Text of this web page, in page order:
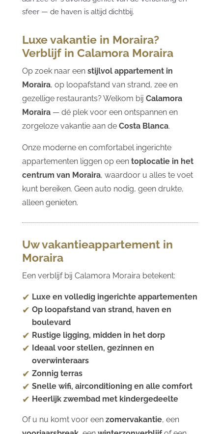
sfeer — de haven is altijd dichtbij.
Luxe vakantie in Moraira?
Verblijf in Calamora Moraira
Op zoek naar een stijlvol appartement in
Moraira, op loopafstand van strand, zee en
gezellige restaurants? Welkom bij Calamora
Moraira— dé plek voor een ontspannen en
zorgeloze vakantie aan de Costa Blanca.
Onze moderne en comfortabel ingerichte
appartementen liggen op een toplocatie in het
centrum van Moraira, waardoor u alles te voet
kunt bereiken. Geen auto nodig, geen drukte,
alleen genieten.
Uw vakantieappartement in
Moraira
Een verblijf bij Calamora Moraira betekent:
Luxe en volledig ingerichte appartementen
Op loopafstand van strand, haven en
boulevard
Rustige ligging, midden in het dorp
Ideaal voor stellen, gezinnen en
overwinteraars
Zonnig terras
Snelle wifi, airconditioning en alle comfort
Heerlijk zwembad met kindergedeelte
Of u nu komt voor een zomervakantie, een